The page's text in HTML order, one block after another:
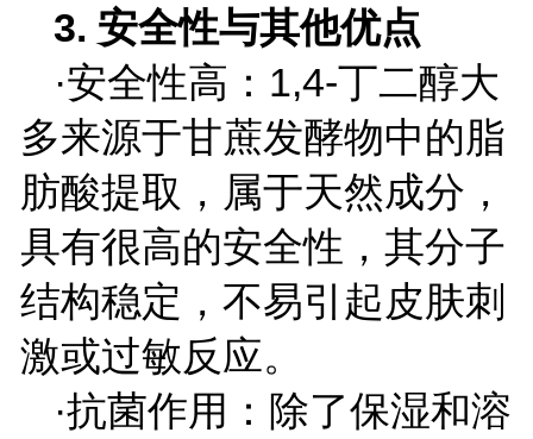
3. 安全性与其他优点
·安全性高： 1,4-丁二醇大
多来源于甘蔗发酵物中的脂
肪酸提取，属于天然成分，
具有很高的安全性，其分子
结构稳定，不易引起皮肤刺
激或过敏反应。
·抗菌作用：除了保湿和溶